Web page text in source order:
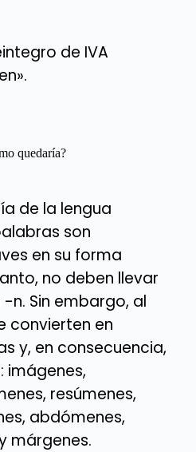
de IVA
quedaría?
de la lengua
son
en su forma
no deben llevar
n. Sin embargo, al
convierten en
y, en consecuencia,
imágenes,
resúmenes,
abdómenes,
márgenes.